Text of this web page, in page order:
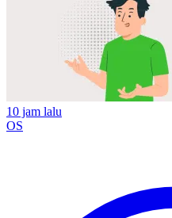
10 jam lalu
OS